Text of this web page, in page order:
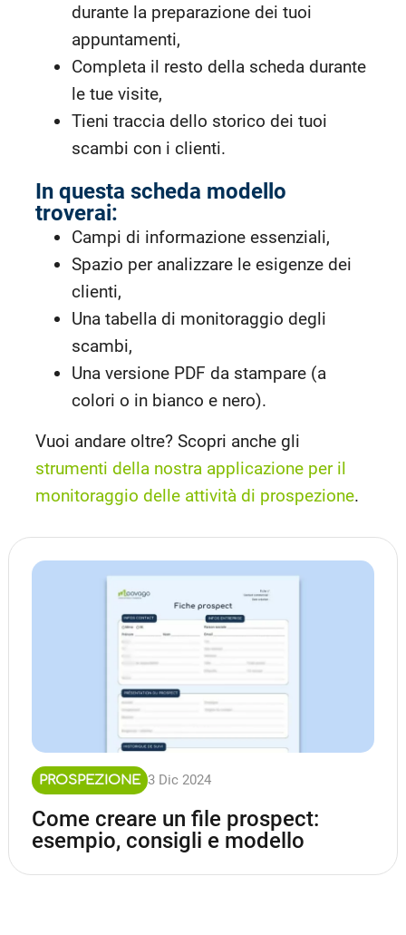
durante la preparazione dei tuoi
appuntamenti,
Completa il resto della scheda durante
le tue visite,
Tieni traccia dello storico dei tuoi
scambi con i clienti.
In questa scheda modello
troverai:
Campi di informazione essenziali,
Spazio per analizzare le esigenze dei
clienti,
Una tabella di monitoraggio degli
scambi,
Una versione PDF da stampare (a
colori o in bianco e nero).
Vuoi andare oltre? Scopri anche gli
strumenti della nostra applicazione per il
monitoraggio delle attività di prospezione.
PROSPEZIONE 3 Dic 2024
Come creare un file prospect:
esempio, consigli e modello